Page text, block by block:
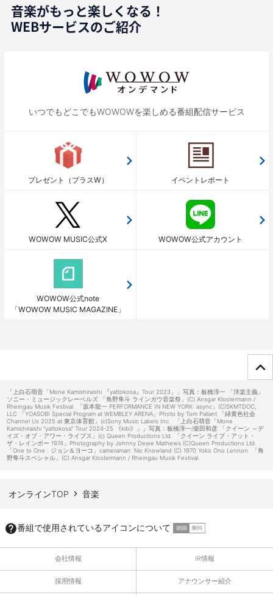
音楽がもっと楽しくなる！
WEBサービスのご紹介
いつでもどこでもWOWOWを楽しめる番組配信サービス
プレゼント（プラスW） イベントレポート
WOWOW MUSIC公式X WOWOW公式アカウント
WOWOW公式note
「WOWOW MUSIC MAGAZINE」
ページTOPへ
「上白石萌音「Mone Kamishiraishi 『yattokosa』Tour 2023」」写真：板橋淳一 「洋楽主義」
ソニー・ミュージックレーベルズ 「角野隼斗 ラインガウ音楽祭」(C) Ansgar Klostermann /
Rheingau Musik Festival. 「坂本龍一 PERFORMANCE IN NEW YORK: async」(C)SKMTDOC,
LLC 「YOASOBI Special Program at WEMBLEY ARENA」Photo by Tom Pallant 「緑黄色社会
Channel Us 2025 at 東京体育館」(c)Sony Music Labels Inc. 「上白石萌音「Mone
Kamishiraishi “yattokosa” Tour 2024-25 《kibi》」」写真：板橋淳一/柴田和彦 「クイーン ～デ
イズ・オブ・アワー・ライブス」(c) Queen Productions Ltd. 「クイーン ライブ・アット・
ザ・レインボー 1974」Photography by Johnny Dewe Mathews.(C)Queen Productions Ltd.
「One to One : ジョン＆ヨーコ」cameraman: Nic Knowland (C) 1970 Yoko Ono Lennon. 「角
野隼斗スペシャル」(C) Ansgar Klostermann / Rheingau Musik Festival.
オンラインTOP 音楽
番組で使用されているアイコンについて
会社情報 IR情報
採用情報 アナウンサー紹介